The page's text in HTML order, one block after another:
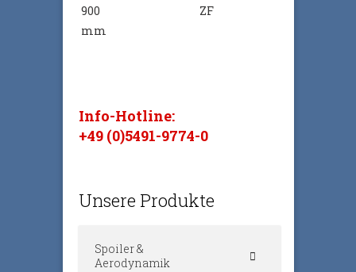
900
mm
ZF
Info-Hotline:
+49 (0)5491-9774-0
Unsere Produkte
Spoiler &
Aerodynamik